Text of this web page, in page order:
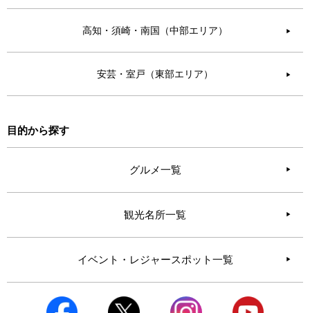
高知・須崎・南国（中部エリア） ▶︎
安芸・室戸（東部エリア） ▶︎
目的から探す
グルメ一覧
観光名所一覧
イベント・レジャースポット一覧